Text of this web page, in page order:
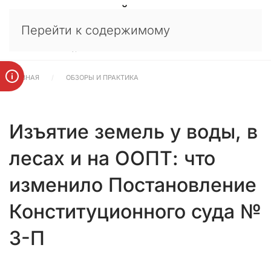
Перейти к содержимому
ГЛАВНАЯ ОБЗОРЫ И ПРАКТИКА
Изъятие земель у воды, в
лесах и на ООПТ: что
изменило Постановление
Конституционного суда №
3-П
×
в
е
к
и
е
н
ы
,
п